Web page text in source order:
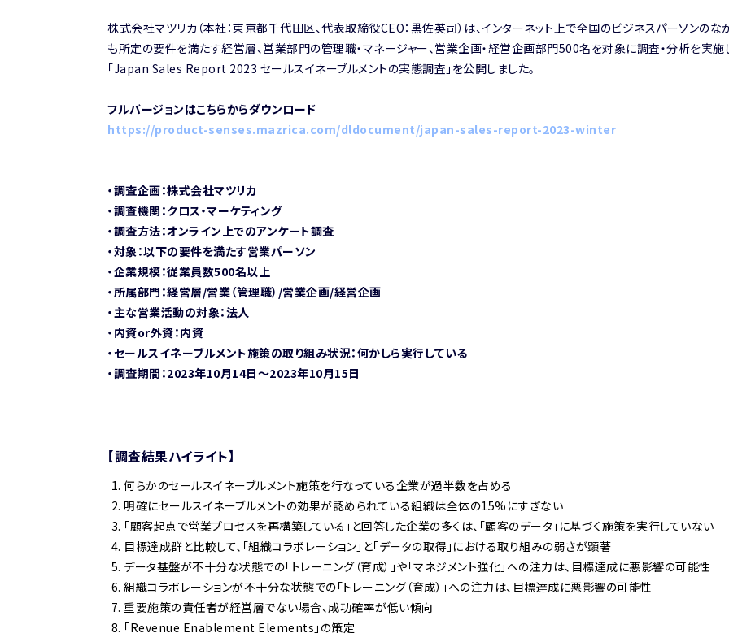
株式会社マツリカ（本社：東京都千代田区、代表取締役CEO：黒佐英司）は、インターネット上で全国のビジネスパーソンのな
も所定の要件を満たす経営層、営業部門の管理職・マネージャー、営業企画・経営企画部門500名を対象に調査・分析を実施
「Japan Sales Report 2023 セールスイネーブルメントの実態調査」を公開しました。
フルバージョンはこちらからダウンロード
https://product-senses.mazrica.com/dldocument/japan-sales-report-2023-winter
・調査企画：株式会社マツリカ
・調査機関：クロス・マーケティング
・調査方法：オンライン上でのアンケート調査
・対象：以下の要件を満たす営業パーソン
・企業規模：従業員数500名以上
・所属部門：経営層/営業（管理職）/営業企画/経営企画
・主な営業活動の対象：法人
・内資or外資：内資
・セールスイネーブルメント施策の取り組み状況：何かしら実行している
・調査期間：2023年10月14日〜2023年10月15日
【調査結果ハイライト】
何らかのセールスイネーブルメント施策を行なっている企業が過半数を占める
明確にセールスイネーブルメントの効果が認められている組織は全体の15%にすぎない
「顧客起点で営業プロセスを再構築している」と回答した企業の多くは、「顧客のデータ」に基づく施策を実行していない
目標達成群と比較して、「組織コラボレーション」と「データの取得」における取り組みの弱さが顕著
データ基盤が不十分な状態での「トレーニング（育成）」や「マネジメント強化」への注力は、目標達成に悪影響の可能性
組織コラボレーションが不十分な状態での「トレーニング（育成）」への注力は、目標達成に悪影響の可能性
重要施策の責任者が経営層でない場合、成功確率が低い傾向
「Revenue Enablement Elements」の策定